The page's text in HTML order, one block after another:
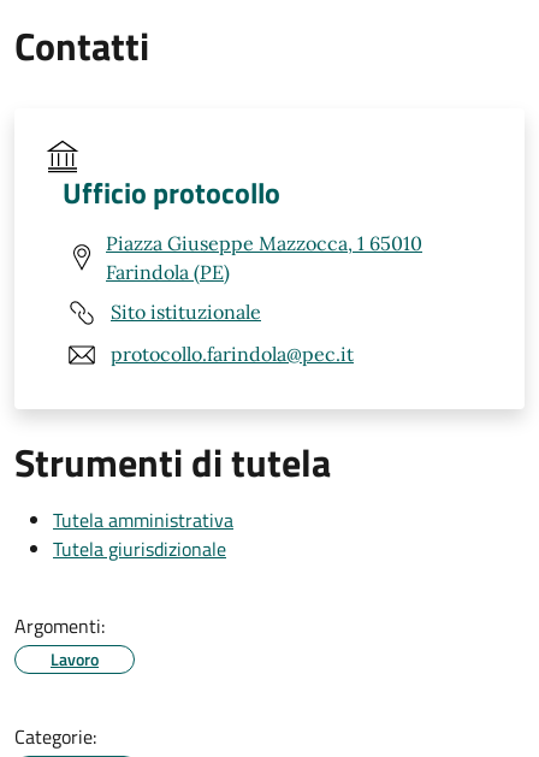
Contatti
Ufficio protocollo
Piazza Giuseppe Mazzocca, 1 65010
Farindola (PE)
Sito istituzionale
protocollo.farindola@pec.it
Strumenti di tutela
Tutela amministrativa
Tutela giurisdizionale
Argomenti:
Lavoro
Categorie: